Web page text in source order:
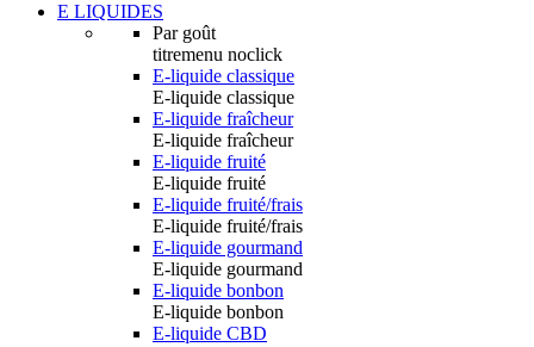
E LIQUIDES
Par goût
titremenu noclick
E-liquide classique
E-liquide classique
E-liquide fraîcheur
E-liquide fraîcheur
E-liquide fruité
E-liquide fruité
E-liquide fruité/frais
E-liquide fruité/frais
E-liquide gourmand
E-liquide gourmand
E-liquide bonbon
E-liquide bonbon
E-liquide CBD